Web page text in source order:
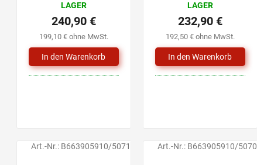
LAGER
199,10 € ohne MwSt.
240,90 €
LAGER
192,50 € ohne MwSt.
232,90 €
Art.-Nr.: B663905910/5071 Art.-Nr.: B663905910/5070